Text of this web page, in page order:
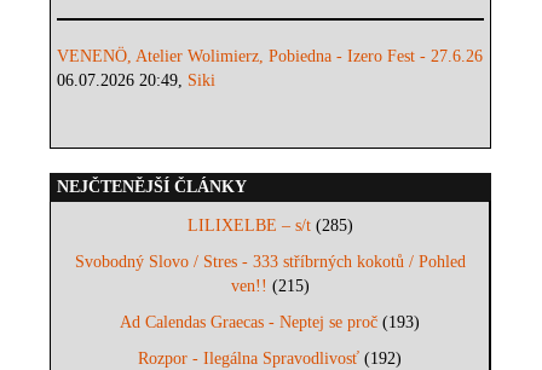
VENENÖ, Atelier Wolimierz, Pobiedna - Izero Fest - 27.6.26
06.07.2026 20:49, Siki
NEJČTENĚJŠÍ ČLÁNKY
LILIXELBE – s/t(285)
Svobodný Slovo / Stres - 333 stříbrných kokotů / Pohled
ven!! (215)
Ad Calendas Graecas - Neptej se proč (193)
Rozpor - Ilegálna Spravodlivosť (192)